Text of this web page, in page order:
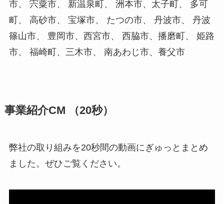
市、 宍粟市、 新温泉町、 洲本市、太子町、 多可
町、 高砂市、 宝塚市、 たつの市、 丹波市、 丹波
篠山市、 豊岡市、西宮市、 西脇市、播磨町、 姫路
市、 福崎町、三木市、 南あわじ市、養父市
事業紹介CM （20秒）
弊社の取り組みを20秒間の動画にぎゅっとまとめ
ました。ぜひご覧ください。